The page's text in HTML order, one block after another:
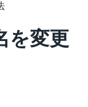
を変更